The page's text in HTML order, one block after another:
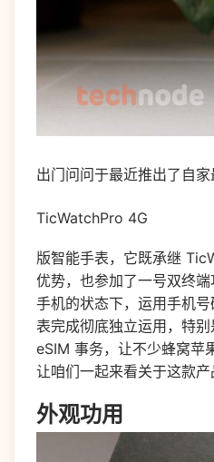
出门问问于最近推出了自家
TicWatchPro 4G
版智能手表，它既承继
优势，也参加了一号双终
手机的状态下，运用手机
表完成彻底独立运用，特
eSIM 事务，让不少蜂窝苹
让咱们一起来看关于这款产
外观功用